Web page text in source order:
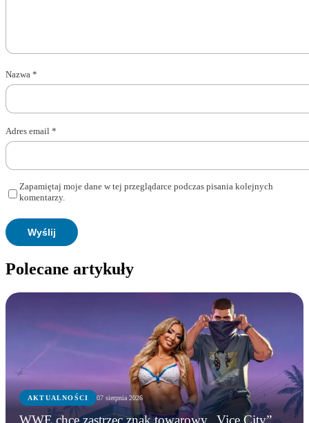
Nazwa *
Adres email *
Zapamiętaj moje dane w tej przeglądarce podczas pisania kolejnych
komentarzy.
Polecane artykuły
AKTUALNOŚCI 07 sierpnia 2026
WWE chce zastrzec znak towarowy „Vice City”.